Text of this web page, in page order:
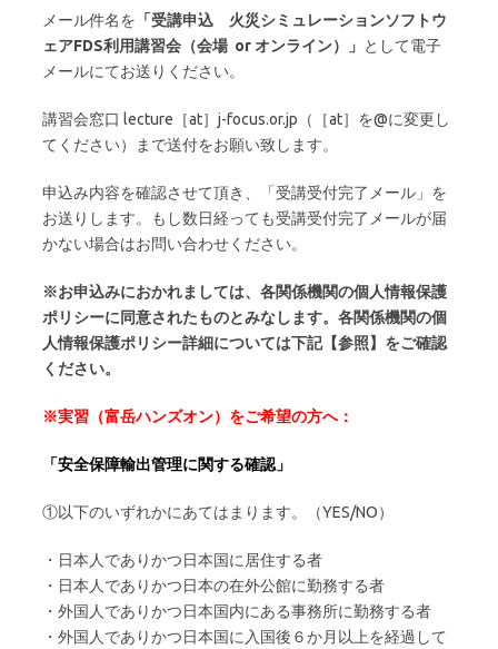
メール件名を 「受講申込 火災シミュレーションソフトウ
ェアFDS利用講習会（会場 or オンライン）」 として電子
メールにてお送りください。
講習会窓口 lecture［at］j-focus.or.jp（［at］を@に変更し
てください）まで送付をお願い致します。
申込み内容を確認させて頂き、「受講受付完了メール」を
お送りします。もし数日経っても受講受付完了メールが届
かない場合はお問い合わせください。
※お申込みにおかれましては、各関係機関の個人情報保護
ポリシーに同意されたものとみなします。各関係機関の個
人情報保護ポリシー詳細については下記【参照】をご確認
ください。
※実習（富岳ハンズオン）をご希望の方へ：
「安全保障輸出管理に関する確認」
①以下のいずれかにあてはまります。（YES/NO）
・日本人でありかつ日本国に居住する者
・日本人でありかつ日本の在外公館に勤務する者
・外国人でありかつ日本国内にある事務所に勤務する者
・外国人でありかつ日本国に入国後６か月以上を経過して